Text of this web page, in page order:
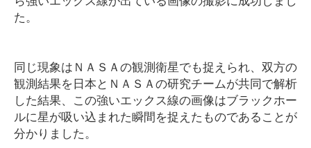
た。
同じ現象はＮＡＳＡの観測衛星でも捉えられ、双方の
観測結果を日本とＮＡＳＡの研究チームが共同で解析
した結果、この強いエックス線の画像はブラックホー
ルに星が吸い込まれた瞬間を捉えたものであることが
分かりました。